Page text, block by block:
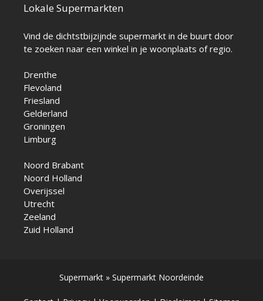
Lokale Supermarkten
Vind de dichtstbijzijnde supermarkt in de buurt door
te zoeken naar een winkel in je woonplaats of regio.
Drenthe
Flevoland
Friesland
Gelderland
Groningen
Limburg
Noord Brabant
Noord Holland
Overijssel
Utrecht
Zeeland
Zuid Holland
Supermarkt » Supermarkt Noordeinde